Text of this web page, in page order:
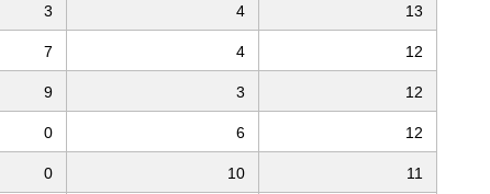
3 4 13
7 4 12
9 3 12
0 6 12
0 10 11